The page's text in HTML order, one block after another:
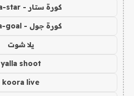
كورة ستار - koora-star
كورة جول - koora-goal
يلا شوت
yalla shoot
koora live